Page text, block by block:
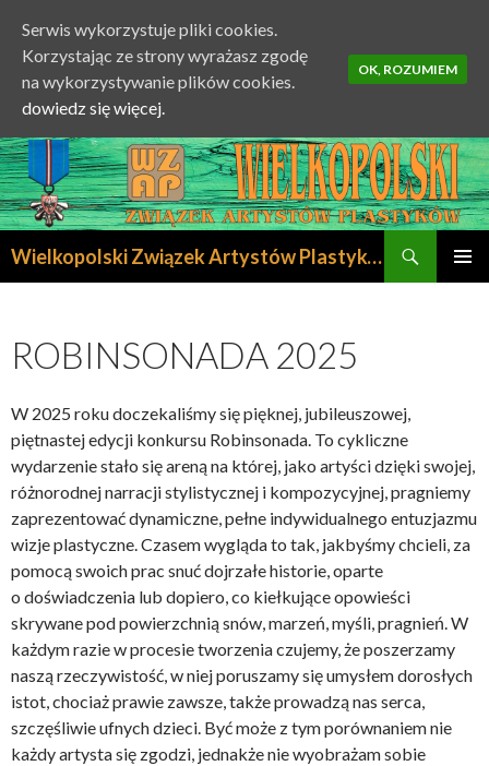
Wielkopolski Związek Artystów Plastyków
ROBINSONADA 2025
W 2025 roku doczekaliśmy się pięknej, jubileuszowej,
piętnastej edycji konkursu Robinsonada. To cykliczne
wydarzenie stało się areną na której, jako artyści dzięki swojej,
różnorodnej narracji stylistycznej i kompozycyjnej, pragniemy
zaprezentować dynamiczne, pełne indywidualnego entuzjazmu
wizje plastyczne. Czasem wygląda to tak, jakbyśmy chcieli, za
pomocą swoich prac snuć dojrzałe historie, oparte
o doświadczenia lub dopiero, co kiełkujące opowieści
skrywane pod powierzchnią snów, marzeń, myśli, pragnień. W
każdym razie w procesie tworzenia czujemy, że poszerzamy
naszą rzeczywistość, w niej poruszamy się umysłem dorosłych
istot, chociaż prawie zawsze, także prowadzą nas serca,
szczęśliwie ufnych dzieci. Być może z tym porównaniem nie
każdy artysta się zgodzi, jednakże nie wyobrażam sobie
Serwis wykorzystuje pliki cookies.
Korzystając ze strony wyrażasz zgodę
na wykorzystywanie plików cookies.
dowiedz się więcej.
OK, ROZUMIEM